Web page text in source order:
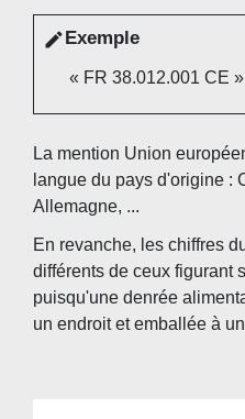
edit Exemple
« FR 38.012.001 CE »
La mention Union
langue du pays d'origine :
Allemagne, ...
En revanche, les chiffres
différents de ceux figurant
puisqu'une denrée
un endroit et emballée à